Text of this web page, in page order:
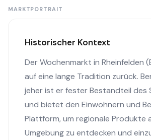
MARKTPORTRAIT
Historischer Kontext
Der Wochenmarkt in Rheinfelden
auf eine lange Tradition zurück.
jeher ist er fester Bestandteil des
und bietet den Einwohnern und
Plattform, um regionale Produkte
Umgebung zu entdecken und